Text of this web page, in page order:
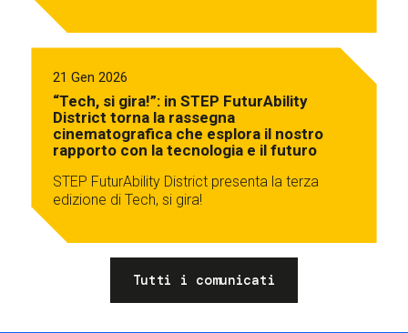
21 Gen 2026
“Tech, si gira!”: in STEP FuturAbility
District torna la rassegna
cinematografica che esplora il nostro
rapporto con la tecnologia e il futuro
STEP FuturAbility District presenta la terza
edizione di Tech, si gira!
Tutti i comunicati